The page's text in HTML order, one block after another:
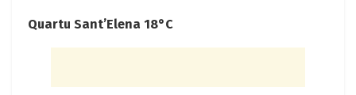
Quartu Sant’Elena 18°C